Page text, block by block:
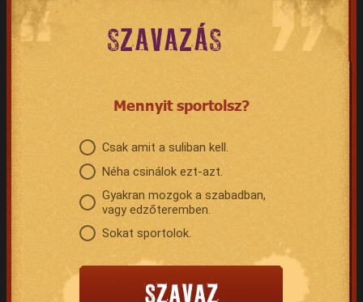
SZAVAZÁS
Mennyit sportolsz?
Csak amit a suliban kell.
Néha csinálok ezt-azt.
Gyakran mozgok a szabadban,
vagy edzőteremben.
Sokat sportolok.